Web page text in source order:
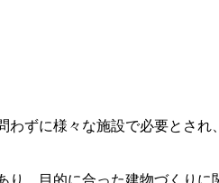
ずに様々な施設で必要とされ
、目的に合った建物づくりに